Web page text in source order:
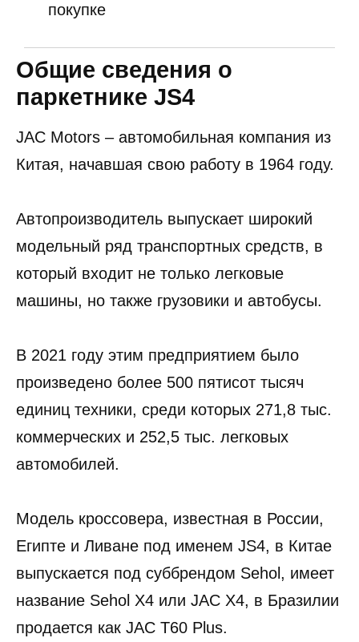
покупке
Общие сведения о
паркетнике JS4
JAC Motors – автомобильная компания из
Китая, начавшая свою работу в 1964 году.
Автопроизводитель выпускает широкий
модельный ряд транспортных средств, в
который входит не только легковые
машины, но также грузовики и автобусы.
В 2021 году этим предприятием было
произведено более 500 пятисот тысяч
единиц техники, среди которых 271,8 тыс.
коммерческих и 252,5 тыс. легковых
автомобилей.
Модель кроссовера, известная в России,
Египте и Ливане под именем JS4, в Китае
выпускается под суббрендом Sehol, имеет
название Sehol X4 или JAC X4, в Бразилии
продается как JAC T60 Plus.